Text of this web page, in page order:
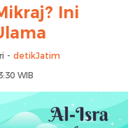
Ini
- detikJatim
WIB